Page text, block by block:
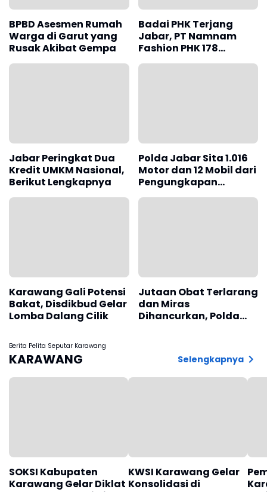
BPBD Asesmen Rumah
Warga di Garut yang
Rusak Akibat Gempa
Badai PHK Terjang
Jabar, PT Namnam
Fashion PHK 178
Jabar Peringkat Dua
Kredit UMKM Nasional,
Berikut Lengkapnya
Polda Jabar Sita 1.016
Motor dan 12 Mobil dari
Pengungkapan
Kejahatan Jalanan
Karawang Gali Potensi
Bakat, Disdikbud Gelar
Lomba Dalang Cilik
Jutaan Obat Terlarang
dan Miras
Dihancurkan, Polda
Berita Pelita Seputar Karawang
KARAWANG Selengkapnya
SOKSI Kabupaten
Karawang Gelar Diklat
KWSI Karawang Gelar
Konsolidasi di